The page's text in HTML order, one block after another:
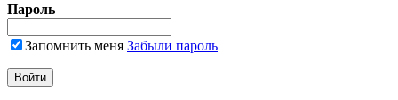
Пароль
Запомнить меня Забыли пароль